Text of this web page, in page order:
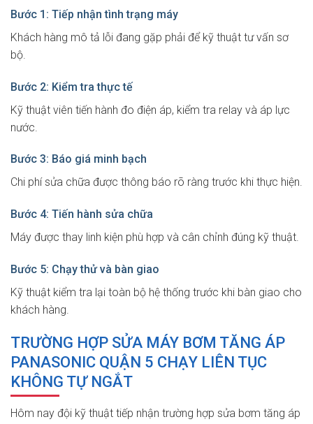
Bước 1: Tiếp nhận tình trạng máy
Khách hàng mô tả lỗi đang gặp phải để kỹ thuật tư vấn sơ
bộ.
Bước 2: Kiểm tra thực tế
Kỹ thuật viên tiến hành đo điện áp, kiểm tra relay và áp lực
nước.
Bước 3: Báo giá minh bạch
Chi phí sửa chữa được thông báo rõ ràng trước khi thực hiện.
Bước 4: Tiến hành sửa chữa
Máy được thay linh kiện phù hợp và cân chỉnh đúng kỹ thuật.
Bước 5: Chạy thử và bàn giao
Kỹ thuật kiểm tra lại toàn bộ hệ thống trước khi bàn giao cho
khách hàng.
TRƯỜNG HỢP SỬA MÁY BƠM TĂNG ÁP
PANASONIC QUẬN 5 CHẠY LIÊN TỤC
KHÔNG TỰ NGẮT
Hôm nay đội kỹ thuật tiếp nhận trường hợp sửa bơm tăng áp